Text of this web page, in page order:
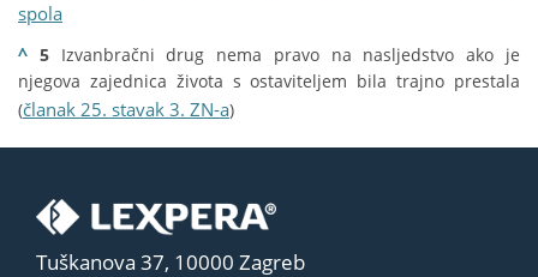
spola
^ 5Izvanbračni drug nema pravo na nasljedstvo ako je
njegova zajednica života s ostaviteljem bila trajno prestala
(članak 25. stavak 3. ZN-a)
Tuškanova 37, 10000 Zagreb